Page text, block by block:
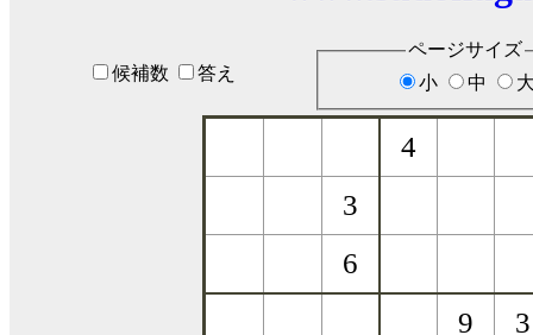
候補数 答え
ページサイズ
小
中